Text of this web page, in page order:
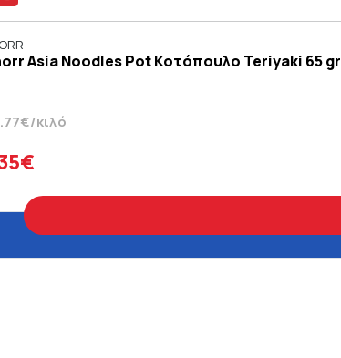
Asia Noodles Pot Κοτόπουλο Teriyaki 65 gr
κιλό